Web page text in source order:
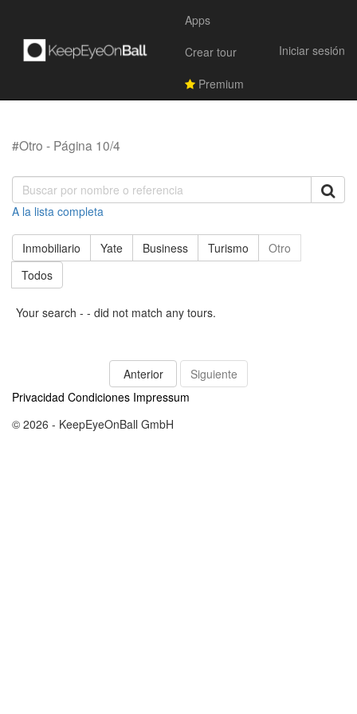
Apps
Crear tour
Premium
Iniciar sesión
#Otro - Página 10/4
A la lista completa
Inmobiliario Yate Business Turismo
Otro
Todos
Your search - - did not match any tours.
Anterior
Siguiente
Privacidad Condiciones Impressum
© 2026 - KeepEyeOnBall GmbH